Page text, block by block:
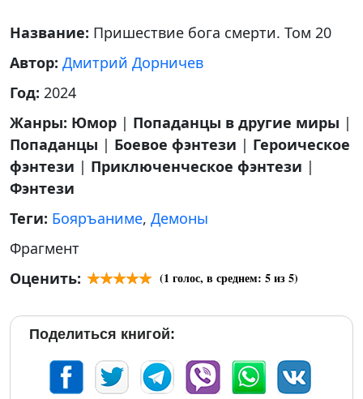
Название: Пришествие бога смерти. Том 20
Автор: Дмитрий Дорничев
Год: 2024
Жанры: Юмор | Попаданцы в другие миры |
Попаданцы | Боевое фэнтези | Героическое
фэнтези | Приключенческое фэнтези |
Фэнтези
Теги: Бояръаниме, Демоны
Фрагмент
Оценить:
(1 голос, в среднем: 5из 5)
Поделиться книгой: